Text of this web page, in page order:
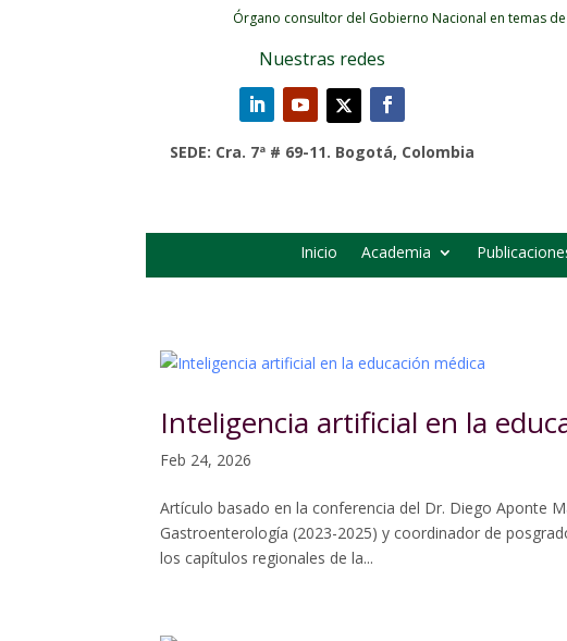
Órgano consultor del Gobierno Nacional en temas
Nuestras redes
SEDE: Cra. 7ª # 69-11. Bogotá, Colombia
Inicio Academia
Inteligencia artificial en la
Feb 24, 2026
Artículo basado en la conferencia del Dr. Diego Aponte
Gastroenterología (2023-2025) y coordinador de
los capítulos regionales de la...